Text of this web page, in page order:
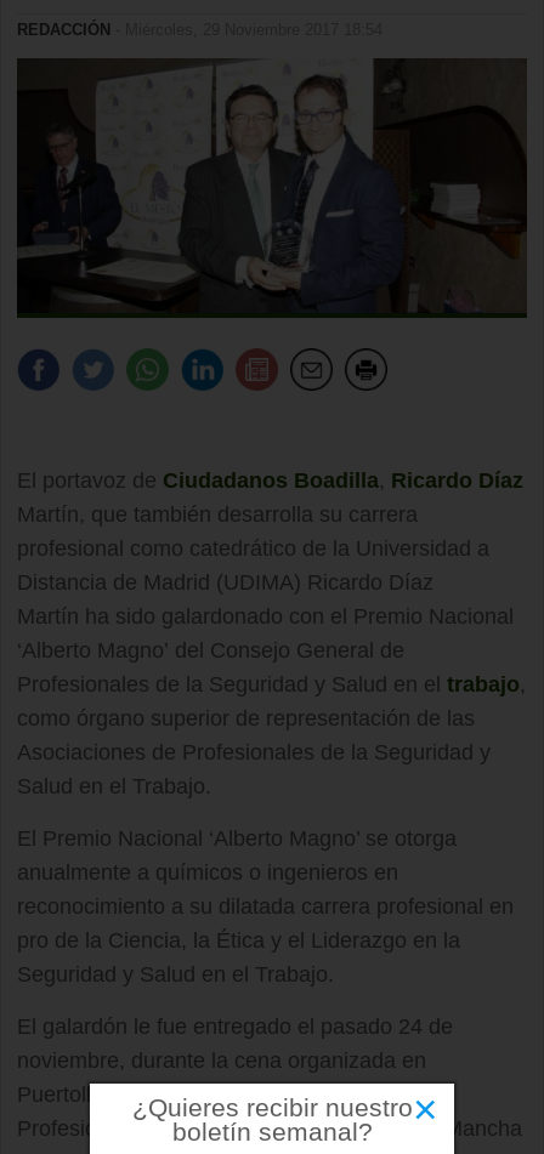
REDACCIÓN
El portavoz de Ciudadanos Boadilla, Ricardo Díaz
Martín, que también desarrolla su carrera
profesional como catedrático de la Universidad a
Distancia de Madrid (UDIMA) Ricardo Díaz
Martín ha sido galardonado con el Premio Nacional
‘Alberto Magno’ del Consejo General de
Profesionales de la Seguridad y Salud en el trabajo,
como órgano superior de representación de las
Asociaciones de Profesionales de la Seguridad y
Salud en el Trabajo.
El Premio Nacional ‘Alberto Magno’ se otorga
anualmente a químicos o ingenieros en
reconocimiento a su dilatada carrera profesional en
pro de la Ciencia, la Ética y el Liderazgo en la
Seguridad y Salud en el Trabajo.
El galardón le fue entregado el pasado 24 de
noviembre, durante la cena organizada en
Puertollano por la Asociación de Químicos y
Profesionales de la Industria de Castilla- La Mancha
×
¿Quieres recibir nuestro
boletín semanal?